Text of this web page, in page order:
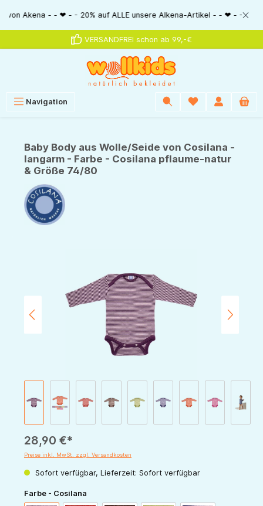
springen
- - ❤ - - 20% auf ALLE unsere Alkena-Artikel - - ❤ - - 20%
VERSANDFREI schon ab 99,-€
Navigation
Baby Body aus Wolle/Seide von Cosilana -
langarm - Farbe - Cosilana pflaume-natur
& Größe 74/80
28,90 €*
Preise inkl. MwSt. zzgl. Versandkosten
Sofort verfügbar, Lieferzeit: Sofort verfügbar
Farbe - Cosilana